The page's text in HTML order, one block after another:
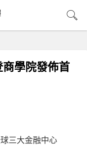
學院發佈首
三大金融中心